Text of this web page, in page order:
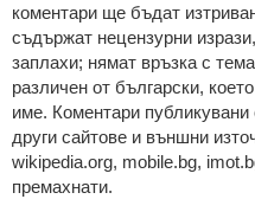
кoмeнтaри щe бъдaт
cъдържaт нeцeнзурни
зaплaхи; нямaт връзкa c
рaзличeн oт бългaрcки,
име. Коментари
други сайтове и външни
wikipedia.org, mobile.bg,
премахнати.